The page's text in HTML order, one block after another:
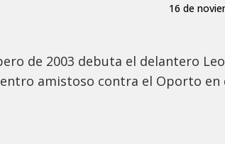
16 de
de 2003 debuta el delantero
amistoso contra el Oporto en